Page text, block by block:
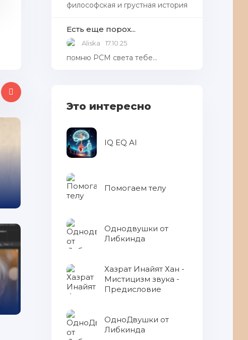
Что говорит о человеке день его
рождения
философская и грустная история
Есть еще порох...
Aliska 17.10.25
помню РСМ cвета тебе...
Это интересно
IQ EQ AI
Помогаем телу
Однодвушки от
Либкинда
Хазрат Инайят Хан -
Мистицизм звука -
Предисловие
ОдноДвушки от
Либкинда